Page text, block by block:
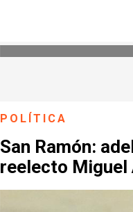
POLÍTICA
San Ramón:
reelecto Miguel